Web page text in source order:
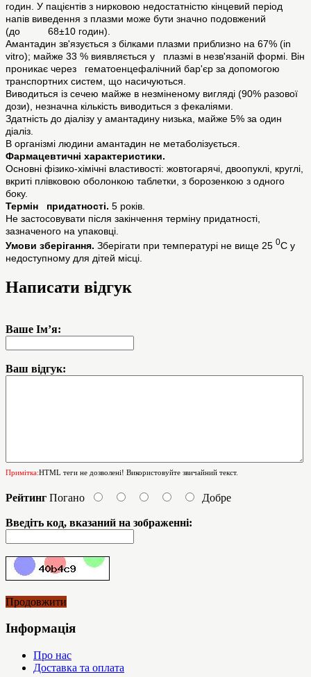
годин. У пацієнтів з нирковою недостатністю кінцевий період
напів виведення з плазми може бути значно подовжений
(до 68±10 годин).
Амантадин зв'язується з білками плазми приблизно на 67% (in
vitro); майже 33 % виявляється у плазмі в незв'язаній формі. Він
проникає через гематоенцефалічний бар'єр за допомогою
транспортних систем, що насичуються.
Виводиться із сечею майже в незміненому вигляді (90% разової
дози), незначна кількість виводиться з фекаліями.
Здатність до діалізу у амантадину низька, майже 5% за один
діаліз.
В організмі людини амантадин не метаболізується.
Фармацевтичні характеристики.
Основні фізико-хімічні властивості: жовтогарячі, двоопуклі, круглі,
вкриті плівковою оболонкою таблетки, з борозенкою з одного
боку.
Термін придатності. 5 років.
Не застосовувати після закінчення терміну придатності,
зазначеного на упаковці.
Умови зберігання. Зберігати при температурі не вище 25 0С у
недоступному для дітей місці.
Написати відгук
Ваше Ім’я:
Ваш відгук:
Примітка:HTML теги не дозволені! Використовуйте звичайний текст.
Рейтинг Погано Добре
Введіть код, вказаний на зображенні:
Продовжити
Інформація
Про нас
Доставка та оплата